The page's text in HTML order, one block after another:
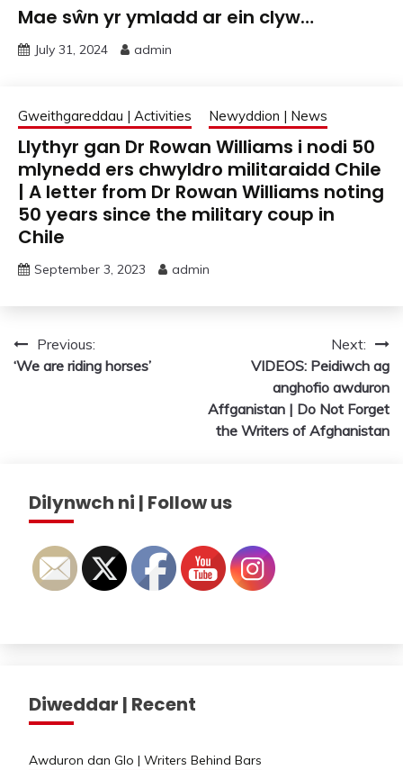
Mae sŵn yr ymladd ar ein clyw…
July 31, 2024 admin
Gweithgareddau | Activities Newyddion | News
Llythyr gan Dr Rowan Williams i nodi 50
mlynedd ers chwyldro militaraidd Chile
| A letter from Dr Rowan Williams noting
50 years since the military coup in
Chile
September 3, 2023 admin
Post
navigation
Previous:
‘We are riding horses’
Next:
VIDEOS: Peidiwch ag
anghofio awduron
Affganistan | Do Not Forget
the Writers of Afghanistan
Dilynwch ni | Follow us
Diweddar | Recent
Awduron dan Glo | Writers Behind Bars